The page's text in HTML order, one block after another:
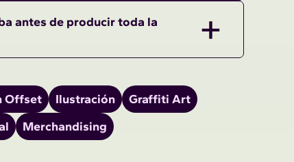
antes de producir toda la
Offset Ilustración
Graffiti Art
Merchandising